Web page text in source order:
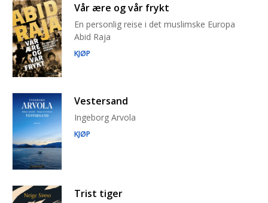
Vår ære og vår frykt
En personlig reise i det muslimske Europa
Abid Raja
KJØP
Vestersand
Ingeborg Arvola
KJØP
Trist tiger